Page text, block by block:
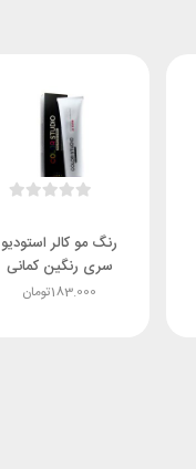
رنگ مو کالر استودیو
سری رنگین کمانی
تومان183.000